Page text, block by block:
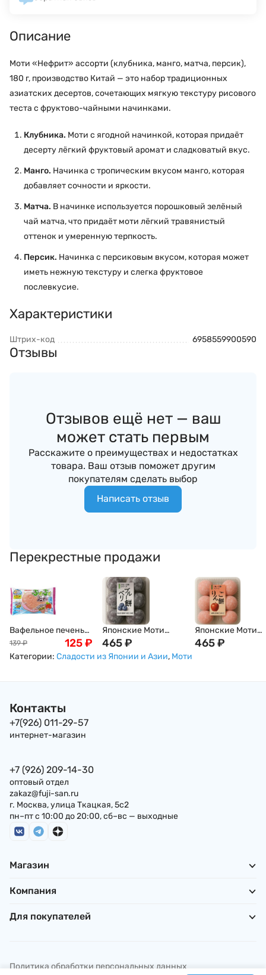
Описание
Моти «Нефрит» ассорти (клубника, манго, матча, персик),
180 г, производство Китай — это набор традиционных
азиатских десертов, сочетающих мягкую текстуру рисового
теста с фруктово-чайными начинками.
Клубника. Моти с ягодной начинкой, которая придаёт
десерту лёгкий фруктовый аромат и сладковатый вкус.
Манго. Начинка с тропическим вкусом манго, которая
добавляет сочности и яркости.
Матча. В начинке используется порошковый зелёный
чай матча, что придаёт моти лёгкий травянистый
оттенок и умеренную терпкость.
Персик. Начинка с персиковым вкусом, которая может
иметь нежную текстуру и слегка фруктовое
послевкусие.
Характеристики
Штрих-код 6958559900590
Отзывы
Отзывов ещё нет — ваш
может стать первым
Расскажите о преимуществах и недостатках
товара. Ваш отзыв поможет другим
покупателям сделать выбор
Написать отзыв
Перекрестные продажи
Вафельное печенье
"Тайяки" с
клубничной
начинкой Meito,
139 ₽ 125₽
Японские Моти
Дайфуку с
Голубикой
465₽
Японские Моти
Дайфуку с
465₽
Категории: Сладости из Японии и Азии, Моти
Контакты
+7(926) 011-29-57
интернет-магазин
+7 (926) 209-14-30
оптовый отдел
zakaz@fuji-san.ru
г. Москва, улица Ткацкая, 5с2
пн–пт с 10:00 до 20:00, сб–вс — выходные
Магазин
Компания
Для покупателей
Политика обработки персональных данных